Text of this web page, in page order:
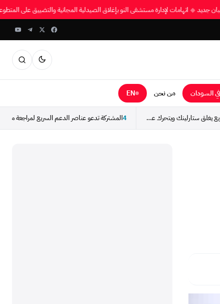
البان جديد ◆ اتهامات لإدارة مستشفى النو بإغلاق الصيدلية المجانية والتضييق على
السودان من نحن EN
طوارئ دار حمر: الدعم السريع يغلق ستارلينك ويتحرك عسكرياً... 4